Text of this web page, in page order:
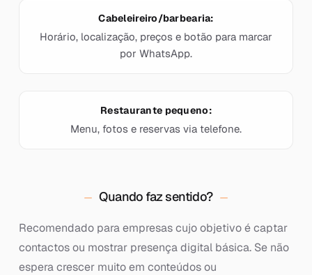
Cabeleireiro/barbearia:
Horário, localização, preços e botão para marcar
por WhatsApp.
Restaurante pequeno:
Menu, fotos e reservas via telefone.
Quando faz sentido?
Recomendado para empresas cujo objetivo é captar
contactos ou mostrar presença digital básica. Se não
espera crescer muito em conteúdos ou